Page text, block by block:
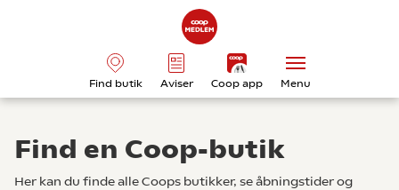
Find butik Aviser Coop app Menu
Find en Coop-butik
Her kan du finde alle Coops butikker, se åbningstider og